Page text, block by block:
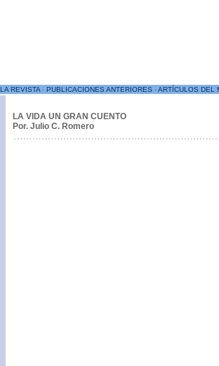
LA REVISTA- PUBLICACIONES ANTERIORES -ARTÍCULOS DEL
LA VIDA UN GRAN CUENTO
Por. Julio C. Romero